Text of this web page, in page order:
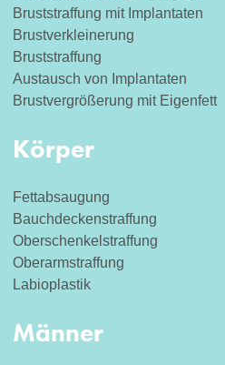
Bruststraffung mit Implantaten
Brustverkleinerung
Bruststraffung
Austausch von Implantaten
Brustvergrößerung mit Eigenfett
Körper
Fettabsaugung
Bauchdeckenstraffung
Oberschenkelstraffung
Oberarmstraffung
Labioplastik
Männer